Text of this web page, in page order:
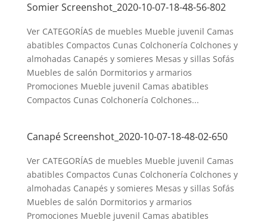
Somier Screenshot_2020-10-07-18-48-56-802
Ver CATEGORÍAS de muebles Mueble juvenil Camas
abatibles Compactos Cunas Colchonería Colchones y
almohadas Canapés y somieres Mesas y sillas Sofás
Muebles de salón Dormitorios y armarios
Promociones Mueble juvenil Camas abatibles
Compactos Cunas Colchonería Colchones...
Canapé Screenshot_2020-10-07-18-48-02-650
Ver CATEGORÍAS de muebles Mueble juvenil Camas
abatibles Compactos Cunas Colchonería Colchones y
almohadas Canapés y somieres Mesas y sillas Sofás
Muebles de salón Dormitorios y armarios
Promociones Mueble juvenil Camas abatibles